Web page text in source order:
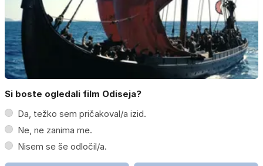
Si boste ogledali film Odiseja?
Da, težko sem pričakoval/a izid.
Ne, ne zanima me.
Nisem se še odločil/a.